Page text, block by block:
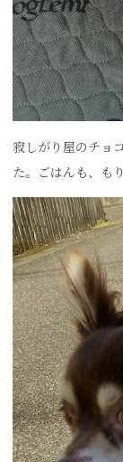
寂しがり屋のチョ
た。ごはんも、も